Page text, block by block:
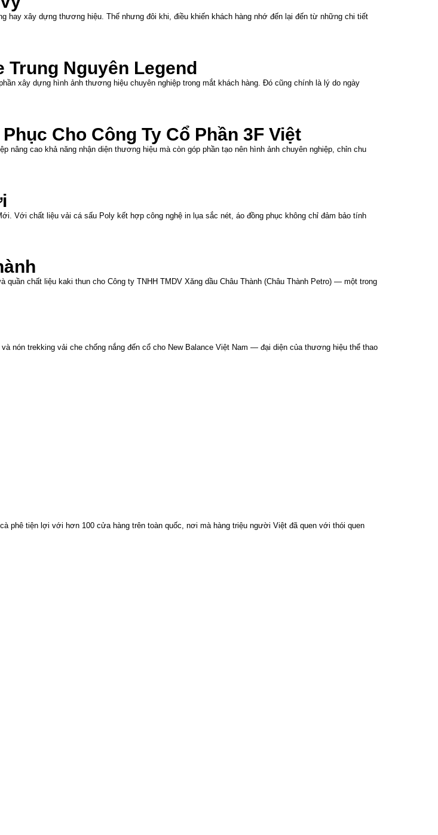
hay xây dựng thương hiệu. Thế nhưng đôi khi, điều khiến khách hàng nhớ đến lại đến từ những chi tiết
Nguyên Legend
xây dựng hình ảnh thương hiệu chuyên nghiệp trong mắt khách hàng. Đó cũng chính là lý do ngày
Cho Công Ty Cổ Phần 3F Việt
nâng cao khả năng nhận diện thương hiệu mà còn góp phần tạo nên hình ảnh chuyên nghiệp, chỉn chu
Với chất liệu vải cá sấu Poly kết hợp công nghệ in lụa sắc nét, áo đồng phục không chỉ đảm bảo tính
quần chất liệu kaki thun cho Công ty TNHH TMDV Xăng dầu Châu Thành (Châu Thành Petro) — một trong
nón trekking vải che chống nắng đến cổ cho New Balance Việt Nam — đại diện của thương hiệu thể thao
phê tiện lợi với hơn 100 cửa hàng trên toàn quốc, nơi mà hàng triệu người Việt đã quen với thói quen